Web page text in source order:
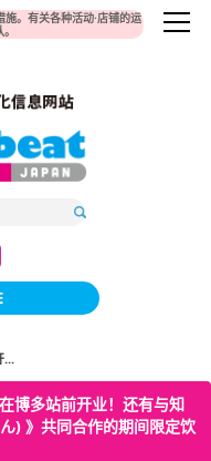
。有关各种活动·店铺的运
...
博多站前开业！还有与知
) 》共同合作的期间限定饮